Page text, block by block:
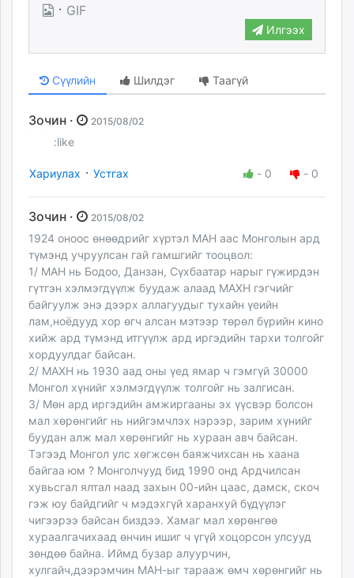
unuudur.mn
mglradio.com
fact.mn
itoim.mn
tumen.mn
shuum.mn
tvmongolia.mn
unegui.mn
assa.mn
toim.mn
tac.mn
paparazzi.mn
unread.today
· GIF
Илгээх
Сүүлийн Шилдэг Таагүй
Зочин · 2015/08/02
:like
Хариулах · Устгах - 0 - 0
Зочин · 2015/08/02
1924 оноос өнөөдрийг хүртэл МАН аас Монголын ард
түмэнд учруулсан гай гамшгийг тооцвол:
1/ МАН нь Бодоо, Данзан, Сүхбаатар нарыг гүжирдэн
гүтгэн хэлмэгдүүлж буудаж алаад МАХН гэгчийг
байгуулж энэ дээрх аллагуудыг тухайн үеийн
лам,ноёдууд хор өгч алсан мэтээр төрөл бүрийн кино
хийж ард түмэнд итгүүлж ард иргэдийн тархи толгойг
хордуулдаг байсан.
2/ МАХН нь 1930 аад оны үед ямар ч гэмгүй 30000
Монгол хүнийг хэлмэгдүүлж толгойг нь залгисан.
3/ Мөн ард иргэдийн амжиргааны эх үүсвэр болсон
мал хөрөнгийг нь нийгэмчлэх нэрээр, зарим хүнийг
буудан алж мал хөрөнгийг нь хураан авч байсан.
Тэгээд Монгол улс хөгжсөн баяжчихсан нь хаана
байгаа юм ? Монголчууд бид 1990 онд Ардчилсан
хувьсгал ялтал наад захын 00-ийн цаас, дамск, скоч
гэж юу байдгийг ч мэдэхгүй харанхуй бүдүүлэг
чигээрээ байсан биздээ. Хамаг мал хөрөнгөө
хураалгачихаад өнчин ишиг ч үгүй хоцорсон улсууд
зөндөө байна. Иймд бузар алуурчин,
хулгайч,дээрэмчин МАН-ыг тарааж өмч хөрөнгийг нь